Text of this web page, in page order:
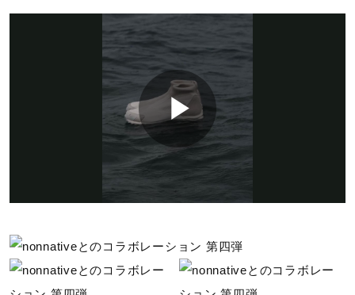
インソール表面のテキスタイルに90％以上のリサイクル素
P